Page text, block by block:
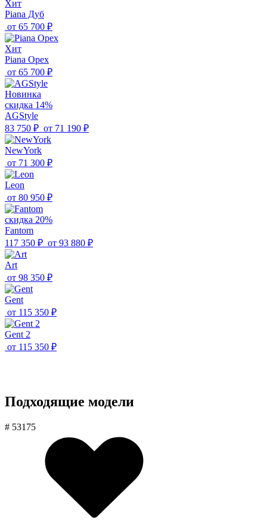
Хит
Piana Дуб
от 65 700 ₽
Хит
Piana Орех
от 65 700 ₽
Новинка
скидка 14%
AGStyle
83 750 ₽ от 71 190 ₽
NewYork
от 71 300 ₽
Leon
от 80 950 ₽
скидка 20%
Fantom
117 350 ₽ от 93 880 ₽
Art
от 98 350 ₽
Gent
от 115 350 ₽
Gent 2
от 115 350 ₽
Подходящие модели
# 53175